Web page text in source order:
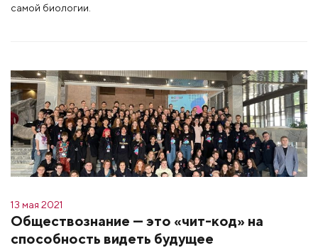
самой биологии.
13 мая 2021
Обществознание — это «чит-код» на
способность видеть будущее